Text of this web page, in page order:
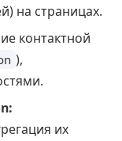
на страницах.
контактной
),
их